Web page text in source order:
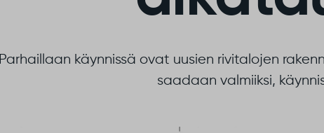
Parhaillaan käynnissä ovat uusien rivitalojen
saadaan valmiiksi,